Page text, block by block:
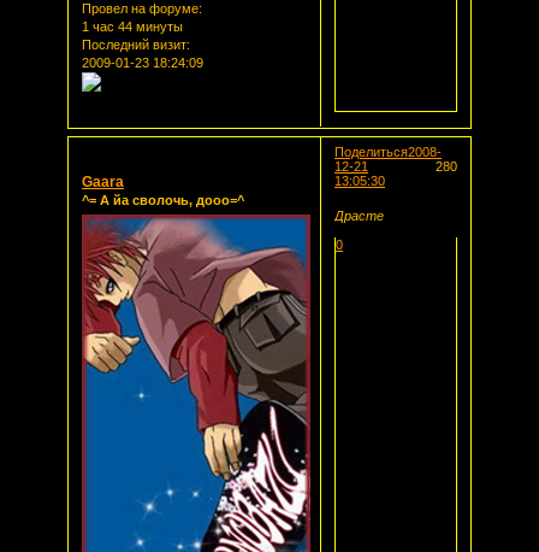
Провел на форуме:
1 час 44 минуты
Последний визит:
2009-01-23 18:24:09
Поделиться
280
2008-
12-21
13:05:30
Gaara
^= А йа сволочь, дооо=^
Драсте
0